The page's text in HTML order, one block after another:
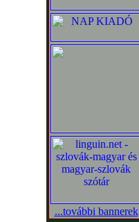
...további bannerek